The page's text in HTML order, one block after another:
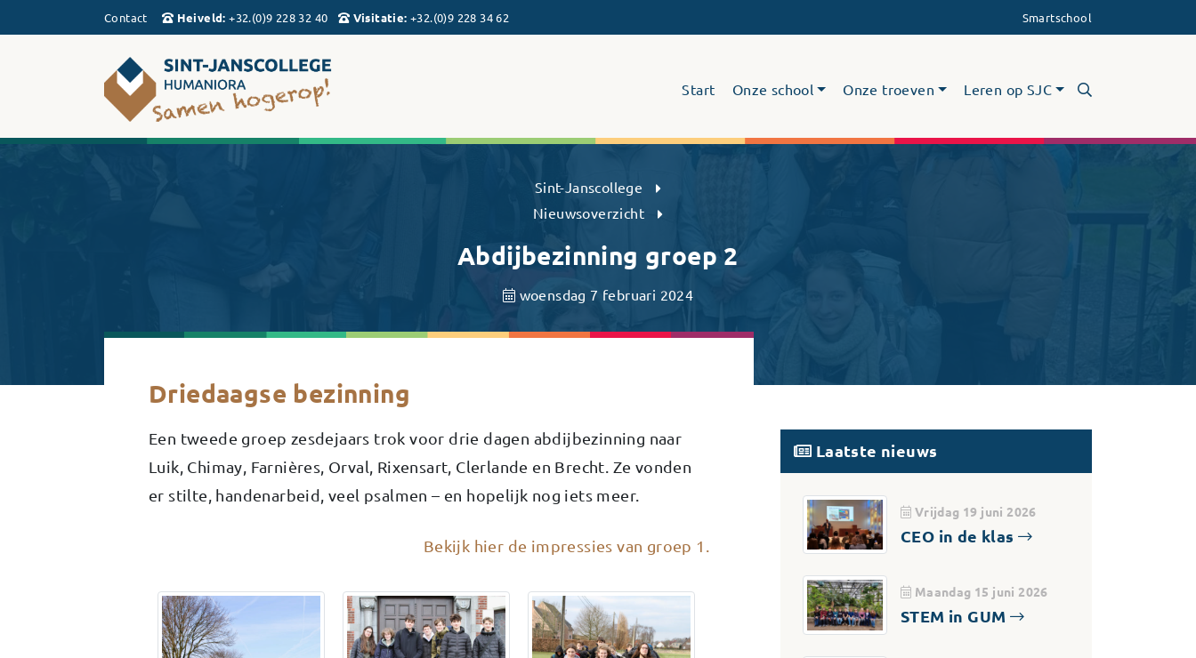
Contact Heiveld: +32.(0)9 228 32 40 Visitatie: +32.(0)9 228 34 62 Smartschool
Start Onze school Onze troeven Leren op SJC
Sint-Janscollege
Nieuwsoverzicht
Abdijbezinning groep 2
woensdag 7 februari 2024
Driedaagse bezinning
Een tweede groep zesdejaars trok voor drie dagen abdijbezinning naar
Luik, Chimay, Farnières, Orval, Rixensart, Clerlande en Brecht. Ze vonden
er stilte, handenarbeid, veel psalmen – en hopelijk nog iets meer.
Bekijk hier de impressies van groep 1.
Laatste nieuws
Vrijdag 19 juni 2026
CEO in de klas
Maandag 15 juni 2026
STEM in GUM